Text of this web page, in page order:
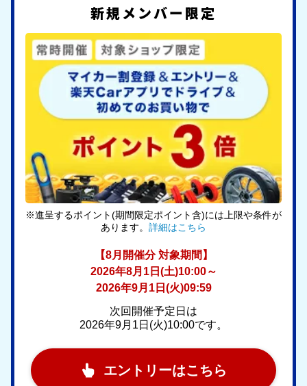
新規メンバー限定
※進呈するポイント(期間限定ポイント含)には上限や条件が
あります。 詳細はこちら
【8月開催分 対象期間】
2026年8月1日(土)10:00～
2026年9月1日(火)09:59
次回開催予定日は
2026年9月1日(火)10:00です。
エントリーはこちら